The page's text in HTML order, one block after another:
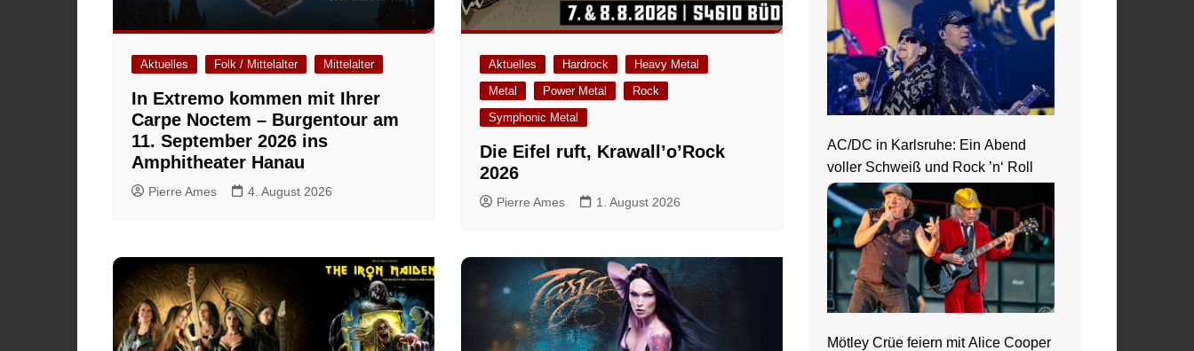
Aktuelles Folk / Mittelalter Mittelalter
In Extremo kommen mit Ihrer
Carpe Noctem – Burgentour am
11. September 2026 ins
Amphitheater Hanau
Pierre Ames 4. August 2026
Aktuelles Hardrock
Heavy Metal
Metal
Power Metal
Rock
Symphonic Metal
Die Eifel ruft, Krawall’o’Rock
2026
Pierre Ames 1. August 2026
AC/DC in Karlsruhe: Ein Abend
voller Schweiß und Rock ’n‘ Roll
Mötley Crüe feiern mit Alice Cooper